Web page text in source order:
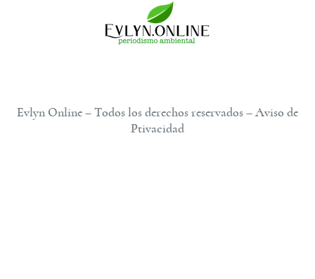
Evlyn Online – Todos los derechos reservados – Aviso de
Ptivacidad